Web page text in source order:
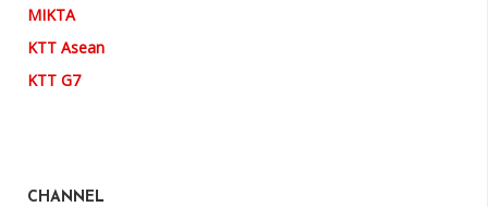
MIKTA
KTT Asean
KTT G7
CHANNEL